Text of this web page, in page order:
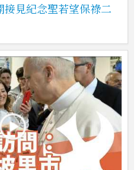
接見紀念聖若望保祿二